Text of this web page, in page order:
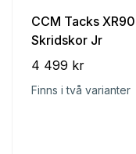
CCM Tacks XR90
Skridskor Jr
4 499 kr
Finns i två varianter